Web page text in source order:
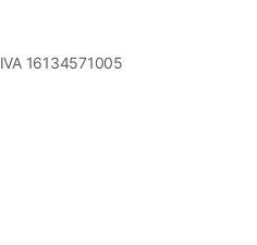
16134571005